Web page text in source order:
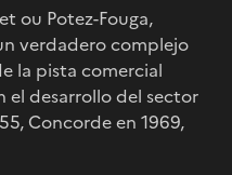
ou Potez-Fouga,
verdadero complejo
la pista comercial
desarrollo del sector
Concorde en 1969,